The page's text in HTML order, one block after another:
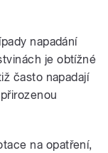
napadání
je obtížné
často napadají
na opatření,